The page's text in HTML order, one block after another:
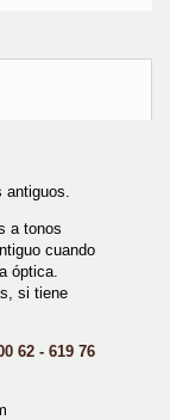
a tonos
cuando
óptica.
si tiene
62 - 619 76